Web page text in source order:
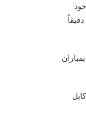
که او دقیقاً
کابل